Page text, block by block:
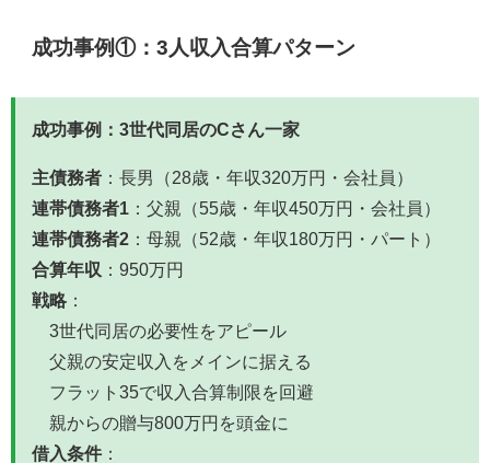
成功事例①：3人収入合算パターン
成功事例：3世代同居のCさん一家
主債務者 ：長男（28歳・年収320万円・会社員）
連帯債務者1
：父親（55歳・年収450万円・会社員）
連帯債務者2 ：母親（52歳・年収180万円・パート）
合算年収 ：950万円
戦略 ：
3世代同居の必要性をアピール
父親の安定収入をメインに据える
フラット35で収入合算制限を回避
親からの贈与800万円を頭金に
借入条件：